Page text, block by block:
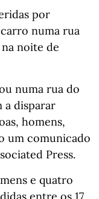
por
numa rua
noite de
numa rua do
a disparar
homens,
um comunicado
Press.
e quatro
entre os 17